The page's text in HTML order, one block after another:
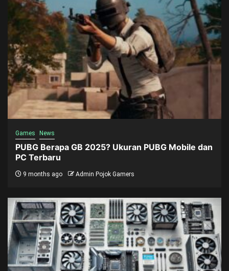
Games News
PUBG Berapa GB 2025? Ukuran PUBG Mobile dan
PC Terbaru
9 months ago Admin Pojok Gamers